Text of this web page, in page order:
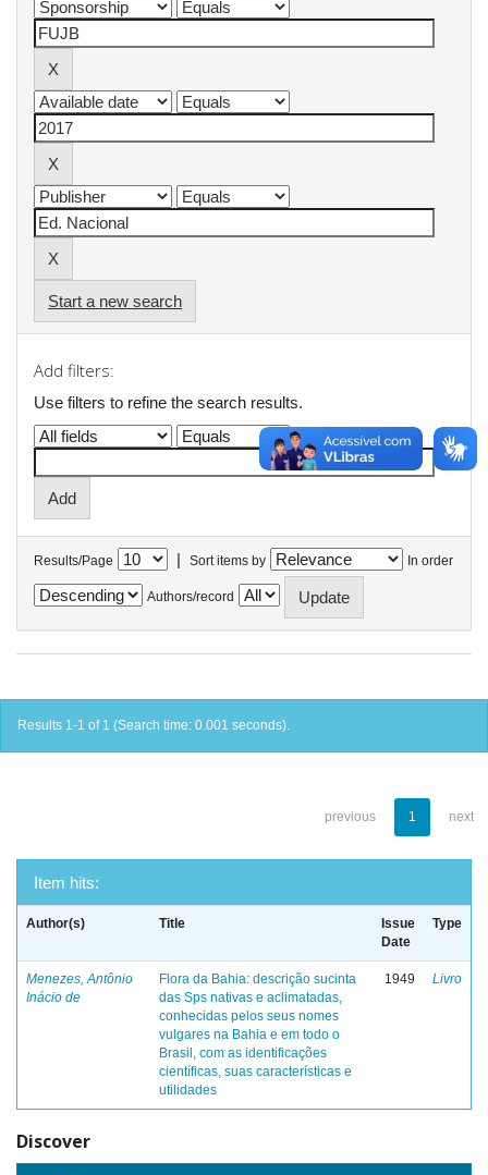
Start a new search
Add filters:
Use filters to refine the search results.
Results/Page | Sort items by In order
Authors/record
Results 1-1 of 1 (Search time: 0.001 seconds).
previous 1 next
Item hits:
Author(s) Title
Issue
Date
Type
Menezes, Antônio
Inácio de
Flora da Bahia: descrição sucinta
das Sps nativas e aclimatadas,
conhecidas pelos seus nomes
vulgares na Bahia e em todo o
Brasil, com as identificações
científicas, suas características e
utilidades
1949 Livro
Discover